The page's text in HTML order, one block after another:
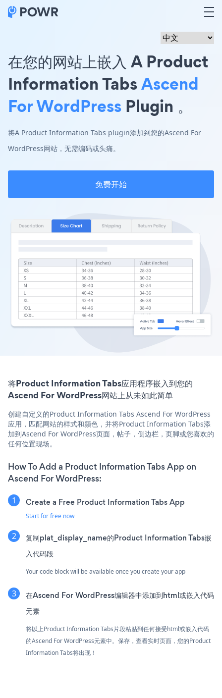
在您的网站上嵌入 A Product
Information TabsAscend
For WordPress Plugin 。
将A Product Information Tabs plugin添加到您的Ascend For
WordPress网站，无需编码或头痛。
免费开始
将Product Information Tabs应用程序嵌入到您的
Ascend For WordPress网站上从未如此简单
创建自定义的Product Information Tabs Ascend For WordPress
应用，匹配网站的样式和颜色，并将Product Information Tabs添
加到Ascend For WordPress页面，帖子，侧边栏，页脚或您喜欢的
任何位置现场。
How To Add a Product Information Tabs App on
Ascend For WordPress:
Create a Free Product Information Tabs App
Start for free now
复制plat_display_name的Product Information Tabs嵌
入代码段
Your code block will be available once you create your app
在Ascend For WordPress编辑器中添加到html或嵌入代码
元素
将以上Product Information Tabs片段粘贴到任何接受html或嵌入代码
的Ascend For WordPress元素中。保存，查看实时页面，您的Product
Information Tabs将出现！